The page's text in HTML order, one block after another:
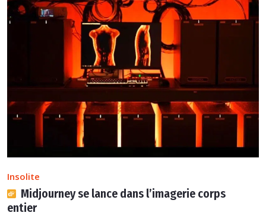
Insolite
Midjourney se lance dans l’imagerie corps
entier